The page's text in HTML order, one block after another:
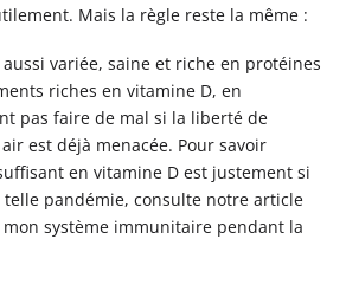
Mais la règle reste la même :
variée, saine et riche en protéines
riches en vitamine D, en
pas faire de mal si la liberté de
est déjà menacée. Pour savoir
en vitamine D est justement si
pandémie, consulte notre article
système immunitaire pendant la